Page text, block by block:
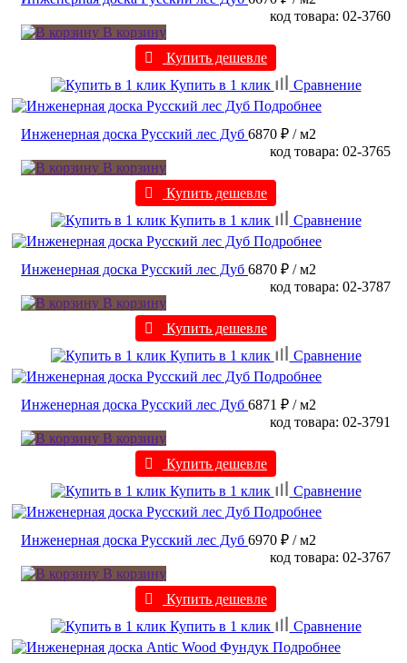
код товара: 02-3760
В корзину
Купить дешевле
Купить в 1 клик
Сравнение
Подробнее
Инженерная доска Русский лес Дуб 6870 ₽ / м2
код товара: 02-3765
В корзину
Купить дешевле
Купить в 1 клик
Сравнение
Подробнее
Инженерная доска Русский лес Дуб 6870 ₽ / м2
код товара: 02-3787
В корзину
Купить дешевле
Купить в 1 клик
Сравнение
Подробнее
Инженерная доска Русский лес Дуб 6871 ₽ / м2
код товара: 02-3791
В корзину
Купить дешевле
Купить в 1 клик
Сравнение
Подробнее
Инженерная доска Русский лес Дуб 6970 ₽ / м2
код товара: 02-3767
В корзину
Купить дешевле
Купить в 1 клик
Сравнение
Подробнее